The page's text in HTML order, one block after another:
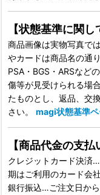
【状態基準に関し
商品画像は実物写真で
やカードは商品名の通
PSA・BGS・ARSなど
傷等が見受けられる場
たものとし、返品、交
さい。 magi状態基準
【商品代金の支払
クレジットカード決済
期はご利用のカード会
銀行振込…ご注文日か